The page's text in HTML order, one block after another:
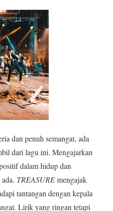
dan penuh semangat, ada
dari lagu ini. Mengajarkan
dalam hidup dan
TREASUREmengajak
tantangan dengan kepala
Lirik yang ringan tetapi